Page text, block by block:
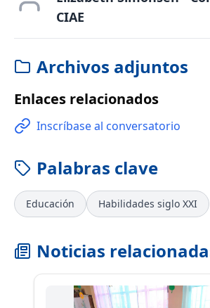
CIAE
Archivos adjuntos
Enlaces relacionados
Inscríbase al conversatorio
Palabras clave
Educación Habilidades siglo XXI
Noticias